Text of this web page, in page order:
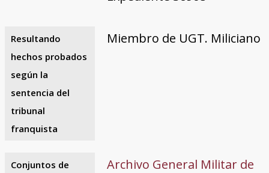
Resultando
hechos probados
según la
sentencia del
tribunal
franquista
Miembro de UGT. Miliciano
Conjuntos de
Archivo General Militar de